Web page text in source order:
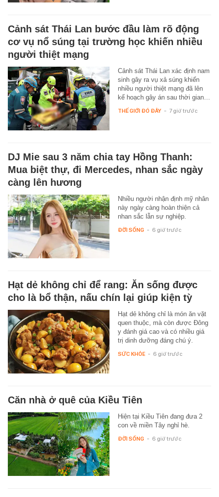
Cảnh sát Thái Lan bước đầu làm rõ động
cơ vụ nổ súng tại trường học khiến nhiều
người thiệt mạng
Cảnh sát Thái Lan xác định nam
sinh gây ra vụ xả súng khiến
nhiều người thiệt mạng đã lên
kế hoạch gây án sau thời gian…
THẾ GIỚI ĐÓ ĐÂY - 7 giờ trước
DJ Mie sau 3 năm chia tay Hồng Thanh:
Mua biệt thự, đi Mercedes, nhan sắc ngày
càng lên hương
Nhiều người nhận định mỹ nhân
này ngày càng hoàn thiện cả
nhan sắc lẫn sự nghiệp.
ĐỜI SỐNG - 6 giờ trước
Hạt dẻ không chỉ để rang: Ăn sống được
cho là bổ thận, nấu chín lại giúp kiện tỳ
Hạt dẻ không chỉ là món ăn vặt
quen thuộc, mà còn được Đông
y đánh giá cao và có nhiều giá
trị dinh dưỡng đáng chú ý.
SỨC KHỎE - 6 giờ trước
Căn nhà ở quê của Kiều Tiên
Hiện tại Kiều Tiên đang đưa 2
con về miền Tây nghỉ hè.
ĐỜI SỐNG - 6 giờ trước